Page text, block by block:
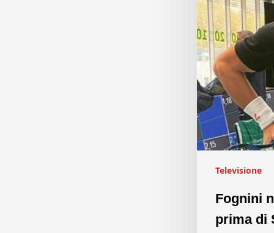
Televisione
Fognini
prima di